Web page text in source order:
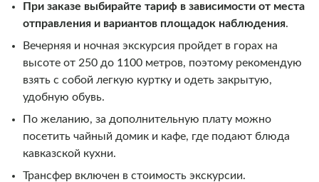
При заказе выбирайте тариф в зависимости от места
отправления и вариантов площадок наблюдения.
Вечерняя и ночная экскурсия пройдет в горах на
высоте от 250 до 1100 метров, поэтому рекомендую
взять с собой легкую куртку и одеть закрытую,
удобную обувь.
По желанию, за дополнительную плату можно
посетить чайный домик и кафе, где подают блюда
кавказской кухни.
Трансфер включен в стоимость экскурсии.